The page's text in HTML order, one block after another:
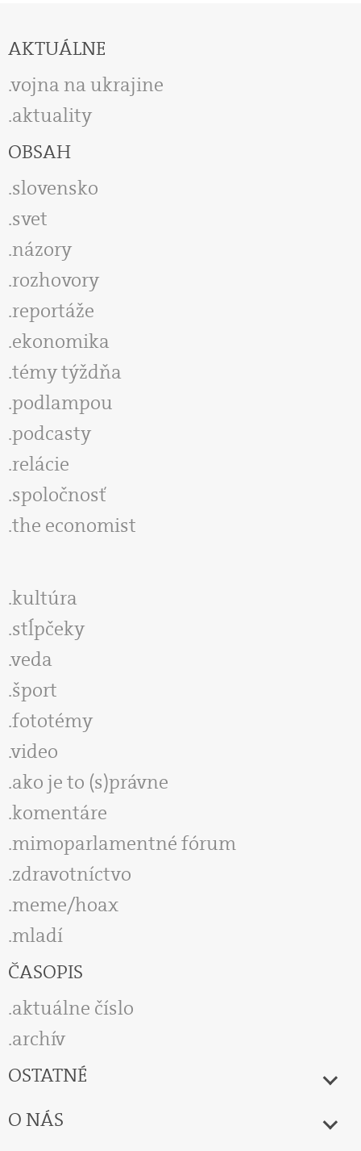
AKTUÁLNE
vojna na ukrajine
aktuality
OBSAH
slovensko
svet
názory
rozhovory
reportáže
ekonomika
témy týždňa
podlampou
podcasty
relácie
spoločnosť
the economist
kultúra
stĺpčeky
veda
šport
fototémy
video
ako je to (s)právne
komentáre
mimoparlamentné fórum
zdravotníctvo
meme/hoax
mladí
ČASOPIS
aktuálne číslo
archív
OSTATNÉ
O NÁS